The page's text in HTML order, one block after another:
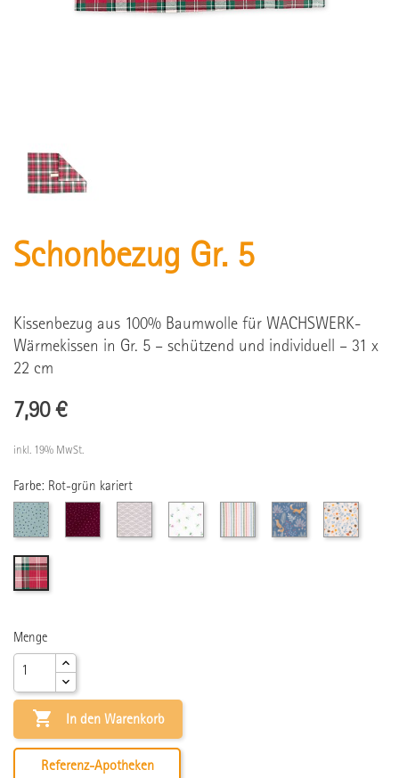
Schonbezug Gr. 5
Kissenbezug aus 100% Baumwolle für WACHSWERK-
Wärmekissen in Gr. 5 – schützend und individuell – 31 x
22 cm
7,90 €
inkl. 19% MwSt.
Farbe: Rot-grün kariert
Mint
mit
Weinrot
mit
Streifen Füchse
Rot-
grün
Menge
 In den Warenkorb
Referenz-Apotheken